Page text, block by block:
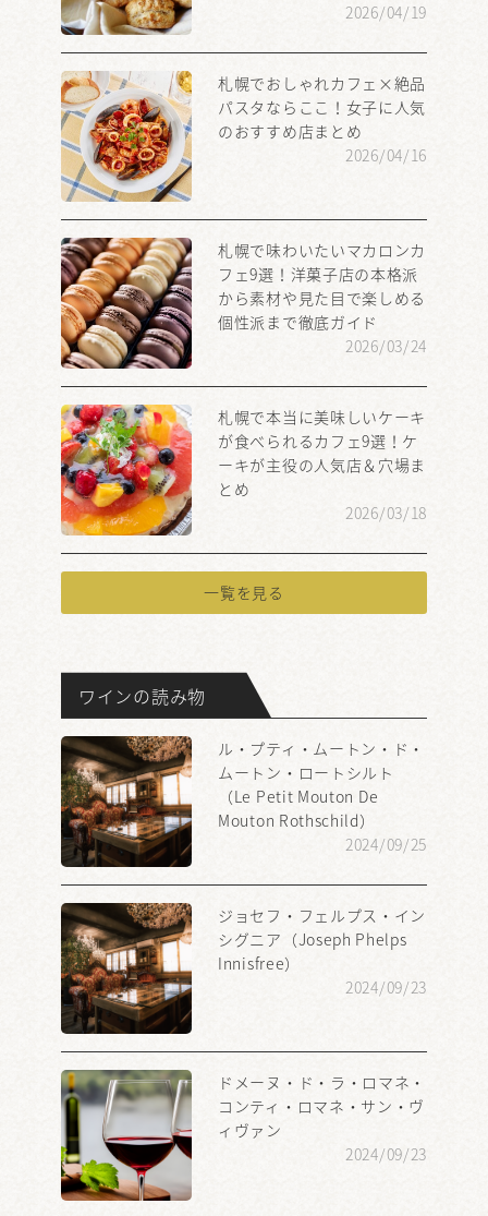
2026/04/19
札幌でおしゃれカフェ×絶品
パスタならここ！女子に人気
のおすすめ店まとめ
2026/04/16
札幌で味わいたいマカロンカ
フェ9選！洋菓子店の本格派
から素材や見た目で楽しめる
個性派まで徹底ガイド
2026/03/24
札幌で本当に美味しいケーキ
が食べられるカフェ9選！ケ
ーキが主役の人気店＆穴場ま
とめ
2026/03/18
一覧を見る
ワインの読み物
ル・プティ・ムートン・ド・
ムートン・ロートシルト
（Le Petit Mouton De
Mouton Rothschild）
2024/09/25
ジョセフ・フェルプス・イン
シグニア（Joseph Phelps
Innisfree）
2024/09/23
ドメーヌ・ド・ラ・ロマネ・
コンティ・ロマネ・サン・ヴ
ィヴァン
2024/09/23